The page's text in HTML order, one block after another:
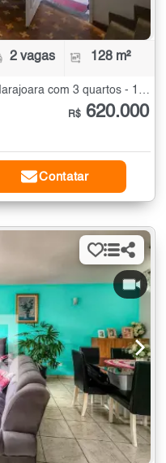
2 vagas 128 m²
Casa Térrea à Venda no Jardim Marajoara com 3 quartos - 128 m²
R$ 620.000
Contatar